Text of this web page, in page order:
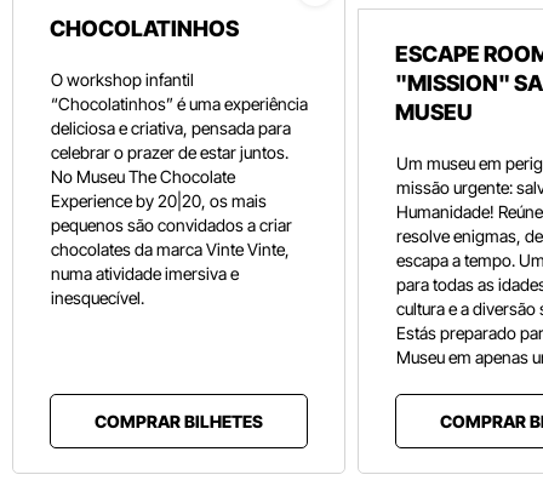
CHOCOLATINHOS
O workshop infantil
“Chocolatinhos” é uma experiência
deliciosa e criativa, pensada para
celebrar o prazer de estar juntos.
No Museu The Chocolate
Experience by 20|20, os mais
pequenos são convidados a criar
chocolates da marca Vinte Vinte,
numa atividade imersiva e
inesquecível.
COMPRAR BILHETES
ESCAPE
"MISSION"
MUSEU
Um museu em
missão urgente:
Humanidade!
resolve enigmas,
escapa a tempo.
para todas as
cultura e a diversão
Estás preparado
Museu em apenas
COMPRAR